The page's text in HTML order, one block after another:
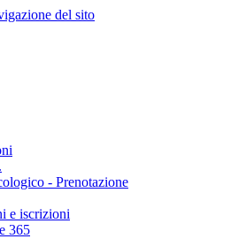
del sito
- Prenotazione
e iscrizioni
365